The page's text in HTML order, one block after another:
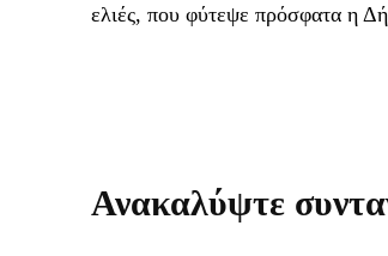
ελιές, που φύτεψε πρόσφατα η
Ανακαλύψτε